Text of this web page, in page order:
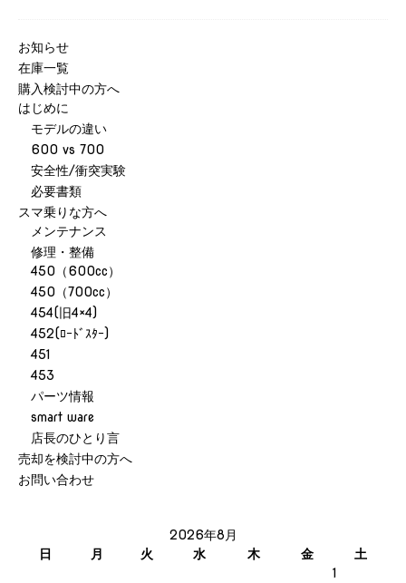
お知らせ
在庫一覧
購入検討中の方へ
はじめに
モデルの違い
600 vs 700
安全性/衝突実験
必要書類
スマ乗りな方へ
メンテナンス
修理・整備
450（600cc）
450（700cc）
454(旧4×4)
452(ﾛｰﾄﾞｽﾀｰ)
451
453
パーツ情報
smart ware
店長のひとり言
売却を検討中の方へ
お問い合わせ
2026年8月
日
月 火 水 木 金
土
1